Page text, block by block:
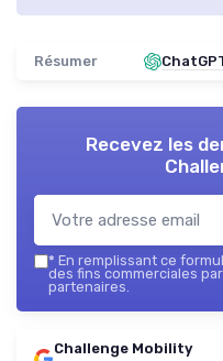
Résumer
Recevez les
* En remplissant ce
des fins commerciales
partenaires.
Challenge Mobility